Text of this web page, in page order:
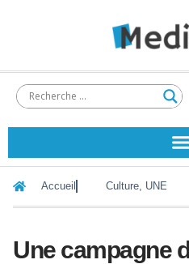
Accueil Culture, UNE
Une campagne